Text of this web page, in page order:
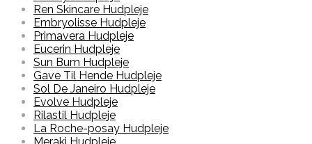
Ren Skincare Hudpleje
Embryolisse Hudpleje
Primavera Hudpleje
Eucerin Hudpleje
Sun Bum Hudpleje
Gave Til Hende Hudpleje
Sol De Janeiro Hudpleje
Evolve Hudpleje
Rilastil Hudpleje
La Roche-posay Hudpleje